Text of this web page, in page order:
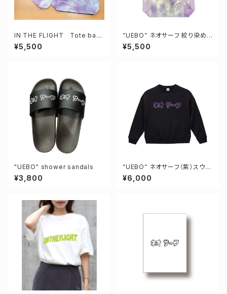
IN THE FLIGHT Tote bag
（tie-dye）
¥5,500
”UEBO” ネオサーフ 絞り染めト
ートバッグ
¥5,500
"UEBO" shower sandals
¥3,800
”UEBO” ネオサーフ（紫）スウェ
ット
¥6,000